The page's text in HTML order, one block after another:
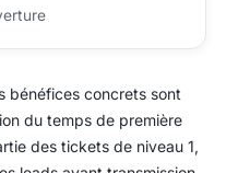
bénéfices concrets sont
du temps de première
des tickets de niveau 1,